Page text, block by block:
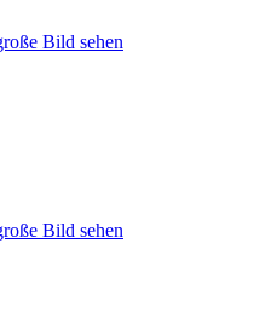
Bild sehen
Bild sehen